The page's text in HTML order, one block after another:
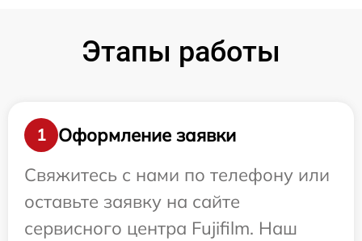
Этапы работы
1
Оформление заявки
Свяжитесь с нами по телефону или
оставьте заявку на сайте
сервисного центра Fujifilm. Наш